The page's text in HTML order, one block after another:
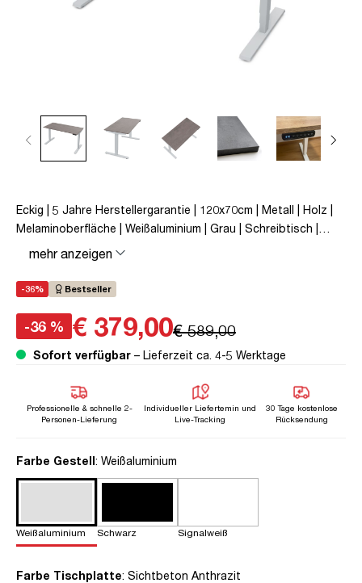
Eckig | 5 Jahre Herstellergarantie | 120x70cm | Metall | Holz |
Melaminoberfläche | Weißaluminium | Grau | Schreibtisch |
höhenverstellbar | unmontiert | Y-Line | bis zu 80 kg |
Steckertyp C | Sichtbeton Anthrazit | TÜV© mobiles Arbeiten
| Kollisions-Schutz | Elektrisch höhenverstellbar |
mehr anzeigen
-36% Bestseller
-36 % € 379,00€ 589,00
Sofort verfügbar – Lieferzeit ca. 4-5 Werktage
Professionelle & schnelle 2-
Personen-Lieferung
Individueller Liefertemin und
Live-Tracking
30 Tage kostenlose
Rücksendung
Farbe Gestellauswählen
: Weißaluminium
Weißaluminium Schwarz Signalweiß
Farbe Tischplatteauswählen
: Sichtbeton Anthrazit